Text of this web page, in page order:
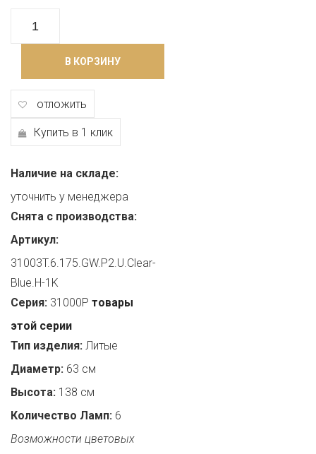
В КОРЗИНУ
отложить
Купить в 1 клик
Наличие на складе:
уточнить у менеджера
Снята с производства:
Артикул:
31003T.6.175.GW.P2.U.Clear-
Blue.H-1K
Серия: 31000P товары
этой серии
Тип изделия: Литые
Диаметр: 63 см
Высота: 138 см
Количество Ламп: 6
Возможности цветовых